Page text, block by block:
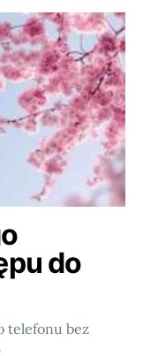
do
telefonu bez